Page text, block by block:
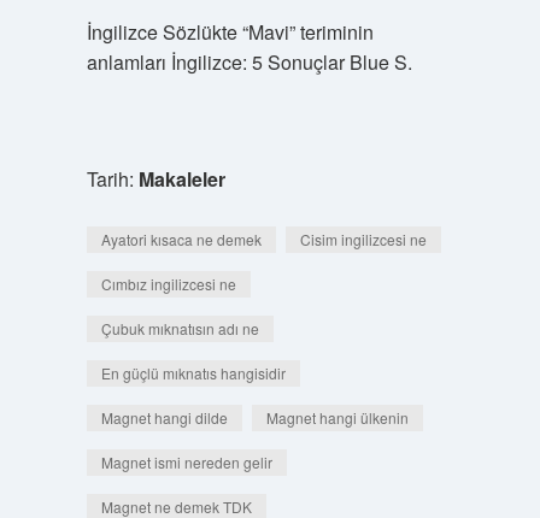
İngilizce Sözlükte “Mavi” teriminin
anlamları İngilizce: 5 Sonuçlar Blue S.
Tarih: Makaleler
Ayatori kısaca ne demek Cisim ingilizcesi ne
Cımbız ingilizcesi ne
Çubuk mıknatısın adı ne
En güçlü mıknatıs hangisidir
Magnet hangi dilde Magnet hangi ülkenin
Magnet ismi nereden gelir
Magnet ne demek TDK